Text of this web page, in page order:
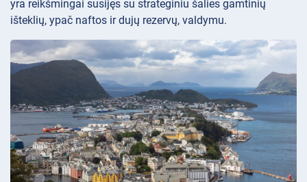
yra reikšmingai susijęs su strateginiu šalies gamtinių
išteklių, ypač naftos ir dujų rezervų, valdymu.